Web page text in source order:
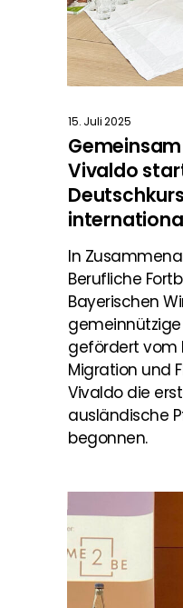
15. Juli 2025
Vivaldo
In
Berufliche
Bayerischen
gefördert vom
Migration und
Vivaldo die
ausländische
begonnen.